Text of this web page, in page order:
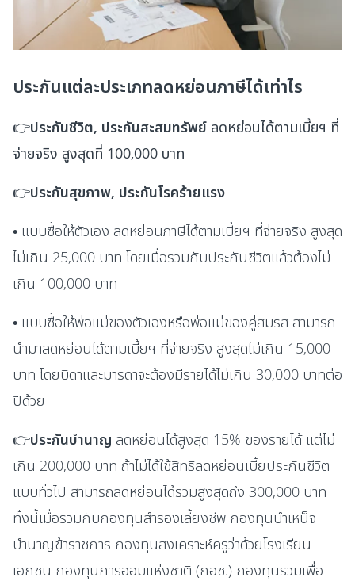
ประกันแต่ละประเภทลดหย่อนภาษีได้เท่าไร
👉ประกันชีวิต, ประกันสะสมทรัพย์ ลดหย่อนได้ตามเบี้ยฯ ที่
จ่ายจริง สูงสุดที่ 100,000 บาท
👉ประกันสุขภาพ, ประกันโรคร้ายแรง
• แบบซื้อให้ตัวเอง ลดหย่อนภาษีได้ตามเบี้ยฯ ที่จ่ายจริง สูงสุด
ไม่เกิน 25,000 บาท โดยเมื่อรวมกับประกันชีวิตแล้วต้องไม่
เกิน 100,000 บาท
• แบบซื้อให้พ่อแม่ของตัวเองหรือพ่อแม่ของคู่สมรส สามารถ
นำมาลดหย่อนได้ตามเบี้ยฯ ที่จ่ายจริง สูงสุดไม่เกิน 15,000
บาท โดยบิดาและมารดาจะต้องมีรายได้ไม่เกิน 30,000 บาทต่อ
ปีด้วย
👉ประกันบำนาญ ลดหย่อนได้สูงสุด 15% ของรายได้ แต่ไม่
เกิน 200,000 บาท ถ้าไม่ได้ใช้สิทธิลดหย่อนเบี้ยประกันชีวิต
แบบทั่วไป สามารถลดหย่อนได้รวมสูงสุดถึง 300,000 บาท
ทั้งนี้เมื่อรวมกับกองทุนสำรองเลี้ยงชีพ กองทุนบำเหน็จ
บำนาญข้าราชการ กองทุนสงเคราะห์ครูว่าด้วยโรงเรียน
เอกชน กองทุนการออมแห่งชาติ (กอช.) กองทุนรวมเพื่อ